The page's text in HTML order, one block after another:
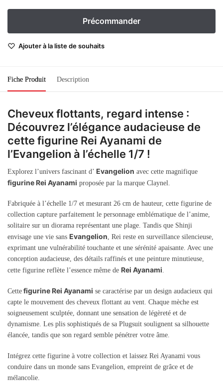
Ajouter à la liste de souhaits
Fiche Produit Description
Cheveux flottants, regard intense :
Découvrez l’élégance audacieuse de
cette figurine Rei Ayanami de
l’Evangelion à l’échelle 1/7 !
Explorez l’univers fascinant d’ Evangelion avec cette magnifique
figurine Rei Ayanami proposée par la marque Claynel.
Fabriquée à l’échelle 1/7 et mesurant 26 cm de hauteur, cette figurine de
collection capture parfaitement le personnage emblématique de l’anime,
solitaire sur un diorama représentant une plage. Tandis que Shinji
envisage une vie sans Evangelion, Rei reste en surveillance silencieuse,
exprimant une vulnérabilité touchante et une sérénité apaisante. Avec une
conception audacieuse, des détails raffinés et une peinture minutieuse,
cette figurine reflète l’essence même de Rei Ayanami.
Cette figurine Rei Ayanami se caractérise par un design audacieux qui
capte le mouvement des cheveux flottant au vent. Chaque mèche est
soigneusement sculptée, donnant une sensation de légèreté et de
dynamisme. Les plis sophistiqués de sa Plugsuit soulignent sa silhouette
élancée, tandis que son regard semble pénétrer votre âme.
Intégrez cette figurine à votre collection et laissez Rei Ayanami vous
conduire dans un monde sans Evangelion, empreint de grâce et de
mélancolie.